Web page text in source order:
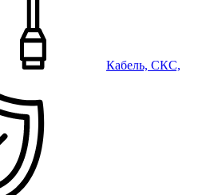
Кабель, СКС,